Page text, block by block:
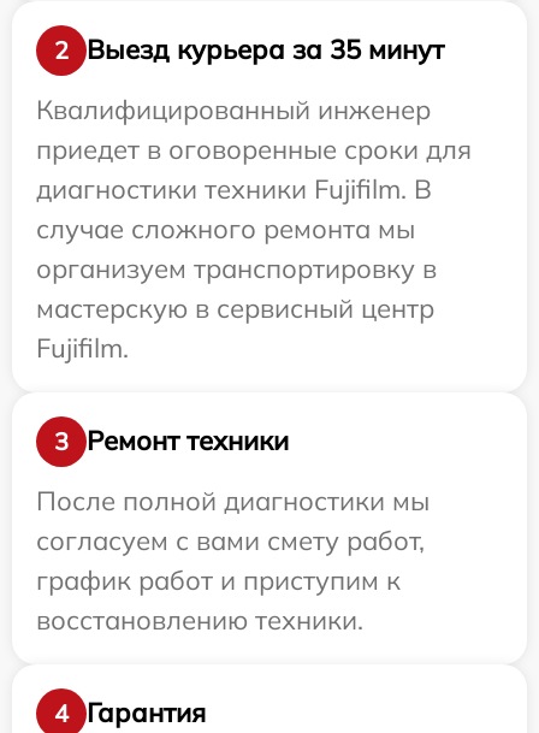
2
Выезд курьера за 35 минут
Квалифицированный инженер
приедет в оговоренные сроки для
диагностики техники Fujifilm. В
случае сложного ремонта мы
организуем транспортировку в
мастерскую в сервисный центр
Fujifilm.
3
Ремонт техники
После полной диагностики мы
согласуем с вами смету работ,
график работ и приступим к
восстановлению техники.
4 Гарантия